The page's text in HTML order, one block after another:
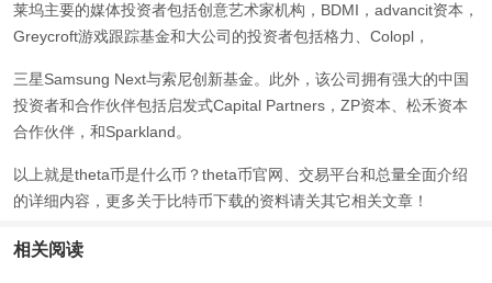
莱坞主要的媒体投资者包括创意艺术家机构，BDMI，advancit资本，
Greycroft游戏跟踪基金和大公司的投资者包括格力、Colopl，
三星Samsung Next与索尼创新基金。此外，该公司拥有强大的中国
投资者和合作伙伴包括启发式Capital Partners，ZP资本、松禾资本
合作伙伴，和Sparkland。
以上就是theta币是什么币？theta币官网、交易平台和总量全面介绍
的详细内容，更多关于比特币下载的资料请关其它相关文章！
相关阅读